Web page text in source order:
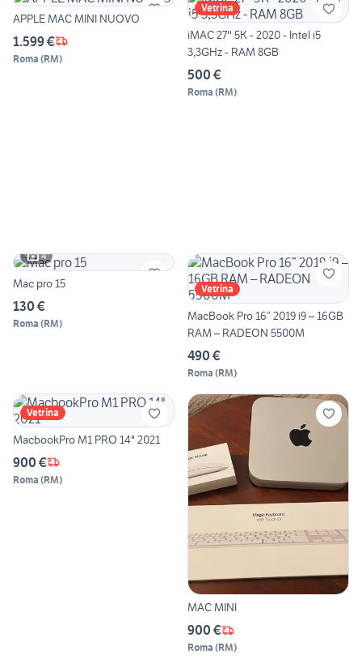
APPLE MAC MINI NUOVO
1.599 €
Roma (RM)
Vetrina
iMAC 27'' 5K - 2020 - Intel i5
3,3GHz - RAM 8GB
500 €
Roma (RM)
4
Mac pro 15
130 €
Roma (RM)
Vetrina
MacBook Pro 16” 2019 i9 – 16GB
RAM – RADEON 5500M
490 €
Roma (RM)
Vetrina
MacbookPro M1 PRO 14" 2021
900 €
Roma (RM)
MAC MINI
900 €
Roma (RM)